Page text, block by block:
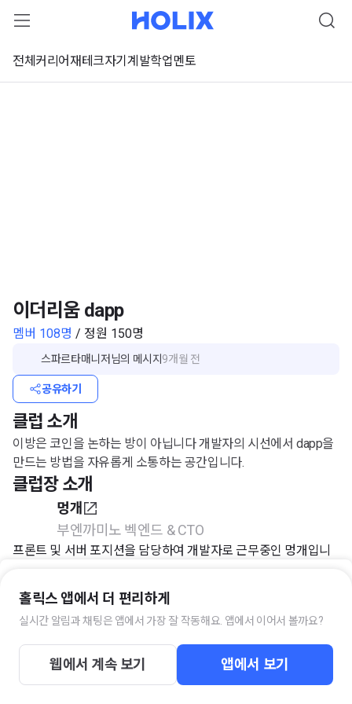
전체 커리어재테크자기계발학업멘토
공유하기
이더리움 dapp
멤버 108명 / 정원 150명
스파르타매니저 님의 메시지 9개월 전
클럽 소개
이방은 코인을 논하는 방이 아닙니다 개발자의 시선에서 dapp을
만드는 방법을 자유롭게 소통하는 공간입니다.
클럽장 소개
멍개
부엔까미노 벡엔드 & CTO
프론트 및 서버 포지션을 담당하여 개발자로 근무중인 멍개입니
개발 뿐 아니라 집필, 출강을 통해 여러 채널로 지식 전파를 하고
있습니다
- 현 부엔까미노 벡엔드 엔지니어 & CTO(세이블 서비스 운영중)
- 전 잇솔루션 프론트앤드팀 근무
입장하기
홀릭스 앱에서 더 편리하게
실시간 알림과 채팅은 앱에서 가장 잘 작동해요. 앱에서 이어서 볼까요?
웹에서 계속 보기 앱에서 보기